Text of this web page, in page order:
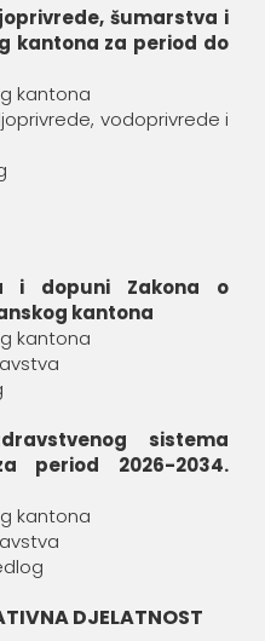
šumarstva i
kantona za period do
kantona
vodoprivrede i
i dopuni Zakona o
kantona
kantona
sistema
period 2026-2034.
kantona
DJELATNOST